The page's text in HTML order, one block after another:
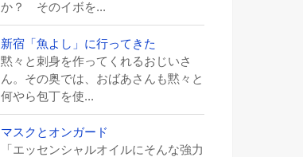
か？ そのイボを...
新宿「魚よし」に行ってきた
黙々と刺身を作ってくれるおじいさ
ん。その奥では、おばあさんも黙々と
何やら包丁を使...
マスクとオンガード
「エッセンシャルオイルにそんな強力